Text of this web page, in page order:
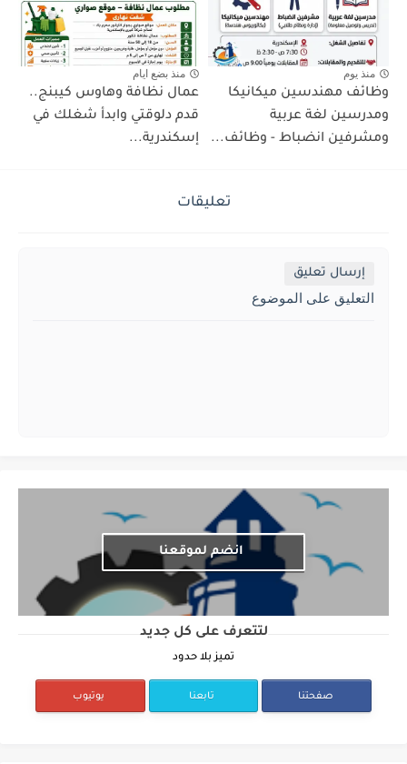
منذ يوم
وظائف مهندسين ميكانيكا
ومدرسين لغة عربية
ومشرفين انضباط - وظائف...
منذ بضع ايام
عمال نظافة وهاوس كيبنج..
قدم دلوقتي وابدأ شغلك في
إسكندرية...
تعليقات
إرسال تعليق
التعليق على الموضوع
انضم لموقعنا
لتتعرف على كل جديد
تميز بلا حدود
صفحتنا تابعنا يوتيوب